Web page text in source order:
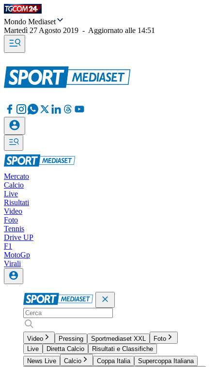
Mondo Mediaset
Martedì 27 Agosto 2019 - Aggiornato alle 14:51
Mercato
Calcio
Live
Risultati
Video
Foto
Tennis
Drive UP
F1
MotoGp
Virali
Video Pressing Sportmediaset XXL
Foto
Live
Diretta Calcio
Risultati e Classifiche
News Live
Calcio Coppa Italia
Supercoppa Italiana